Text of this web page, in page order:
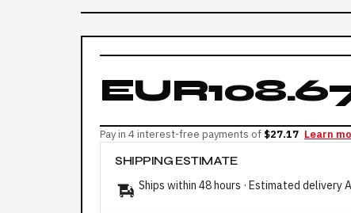
Pay in 4 interest-free payments of $27.17 Learn
SHIPPING ESTIMATE
Ships within 48 hours · Estimated delivery